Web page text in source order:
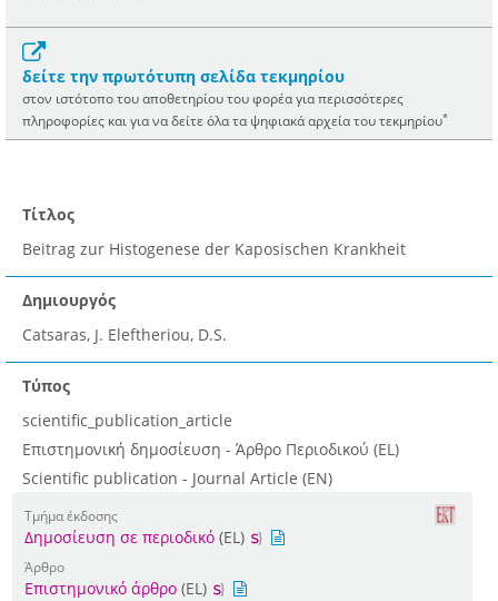
δείτε την πρωτότυπη σελίδα τεκμηρίου
στον ιστότοπο του αποθετηρίου του φορέα για περισσότερες
πληροφορίες και για να δείτε όλα τα ψηφιακά αρχεία του τεκμηρίου*
Τίτλος
Beitrag zur Histogenese der Kaposischen Krankheit
Δημιουργός
Catsaras, J. Eleftheriou, D.S.
Τύπος
scientific_publication_article
Επιστημονική δημοσίευση - Άρθρο Περιοδικού (EL)
Scientific publication - Journal Article (EN)
Τμήμα έκδοσης
Δημοσίευση σε περιοδικό (EL)
Άρθρο
Επιστημονικό άρθρο (EL)